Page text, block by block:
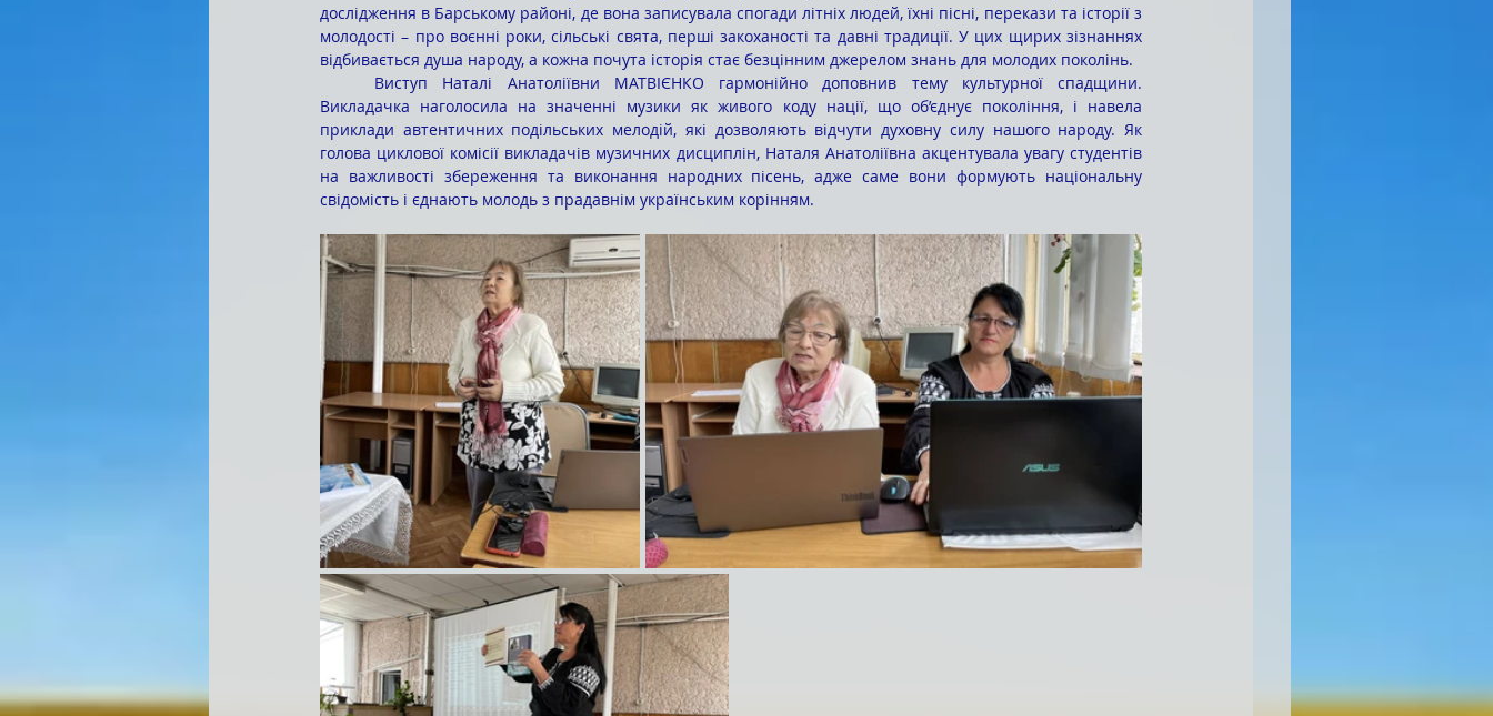
дослідження в Барському районі, де вона записувала спогади літніх людей, їхні пісні, перекази та історії з
молодості – про воєнні роки, сільські свята, перші закоханості та давні традиції. У цих щирих зізнаннях
відбивається душа народу, а кожна почута історія стає безцінним джерелом знань для молодих поколінь.
Викладачка наголосила на значенні музики як живого коду нації, що об’єднує покоління, і навела
приклади автентичних подільських мелодій, які дозволяють відчути духовну силу нашого народу. Як
голова циклової комісії викладачів музичних дисциплін, Наталя Анатоліївна акцентувала увагу студентів
на важливості збереження та виконання народних пісень, адже саме вони формують національну
свідомість і єднають молодь з прадавнім українським корінням.